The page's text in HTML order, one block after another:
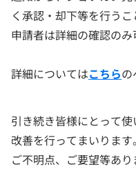
く承認・却下等を行うこ
申請者は詳細の確認のみ
詳細についてはこちらの
引き続き皆様にとって
改善を行ってまいります。
ご不明点、ご要望等あ